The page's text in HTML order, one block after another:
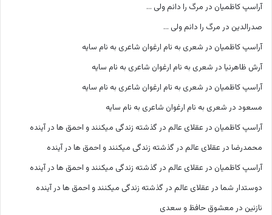
آراسپ کاظمیان در مرگ را دانم ولی …
صدرالدین در مرگ را دانم ولی …
آراسپ کاظمیان در شعری به نام ارغوان شاعری به نام سایه
آرش ظاهرنیا در شعری به نام ارغوان شاعری به نام سایه
آراسپ کاظمیان در شعری به نام ارغوان شاعری به نام سایه
مسعود در شعری به نام ارغوان شاعری به نام سایه
آراسپ کاظمیان در عقلای عالم در گذشته زندگی میکنند و احمق ها در آینده
محمدرضا در عقلای عالم در گذشته زندگی میکنند و احمق ها در آینده
آراسپ کاظمیان در عقلای عالم در گذشته زندگی میکنند و احمق ها در آینده
دوستدار شما در عقلای عالم در گذشته زندگی میکنند و احمق ها در آینده
نازنین در معشوق حافظ و سعدی